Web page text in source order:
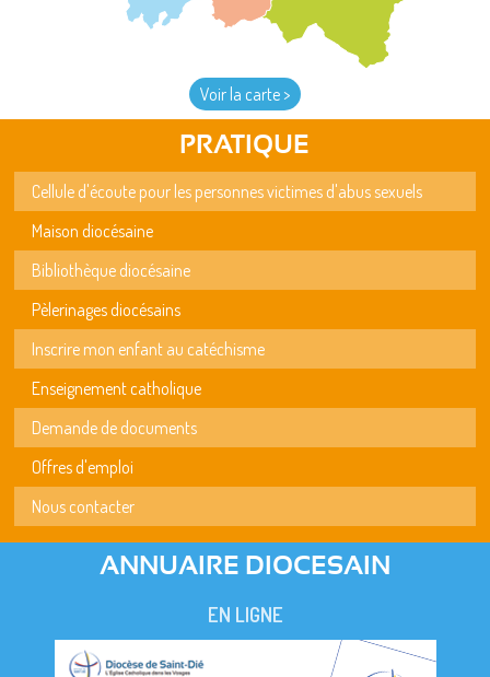
Voir la carte >
PRATIQUE
Cellule d'écoute pour les personnes victimes d'abus sexuels
Maison diocésaine
Bibliothèque diocésaine
Pèlerinages diocésains
Inscrire mon enfant au catéchisme
Enseignement catholique
Demande de documents
Offres d'emploi
Nous contacter
ANNUAIRE DIOCESAIN
EN LIGNE